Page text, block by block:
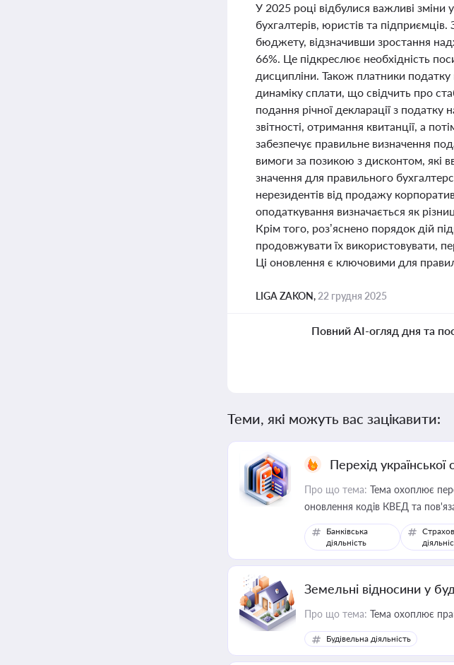
У 2025 році відбулися важливі
бухгалтерів, юристів та
бюджету, відзначивши зростання
66%. Це підкреслює необхідність
дисципліни. Також платники
динаміку сплати, що свідчить про
подання річної декларації з податку
звітності, отримання квитанції, а
забезпечує правильне визначення
вимоги за позикою з дисконтом, які
значення для правильного
нерезидентів від продажу
оподаткування визначається як
Крім того, роз’яснено порядок дій
продовжувати їх використовувати,
Ці оновлення є ключовими для
LIGA ZAKON, 22 грудня 2025
Повний AI-огляд дня та
Теми, які можуть вас зацікавити:
Перехід
Про що тема: Тема охоплює
оновлення кодів КВЕД та
Банківська
діяльність
Земельні відносини у
Про що тема: Тема охоплює
Будівельна діяльність